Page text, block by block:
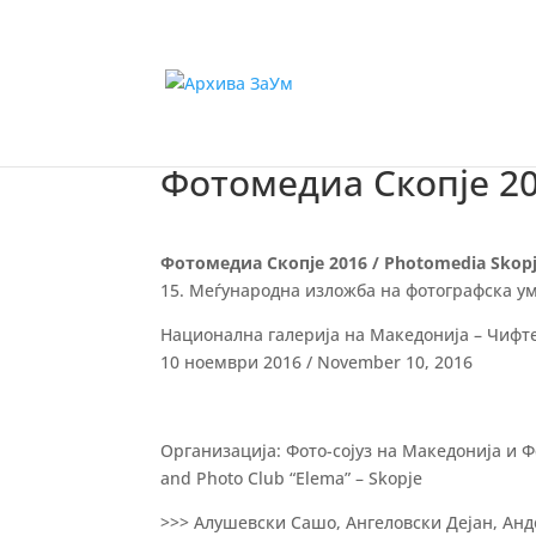
Фотомедиа Скопје
Фотомедиа Скопје 2016 / Photomedia
15. Меѓународна изложба на фотографска
Национална галерија на Македонија –
10 ноември 2016 / November 10, 2016
Организација: Фото-сојуз на Македонија и
and Photo Club “Elema” – Skopje
>>> Алушевски Сашо, Ангеловски Дејан,